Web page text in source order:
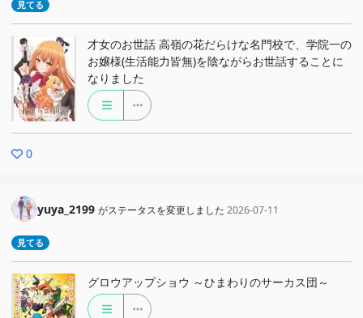
見てる
才女のお世話 高嶺の花だらけな名門校で、学院一の
お嬢様(生活能力皆無)を陰ながらお世話することに
なりました
0
yuya_2199 がステータスを変更しました 2026-07-11
見てる
グロウアップショウ ～ひまわりのサーカス団～